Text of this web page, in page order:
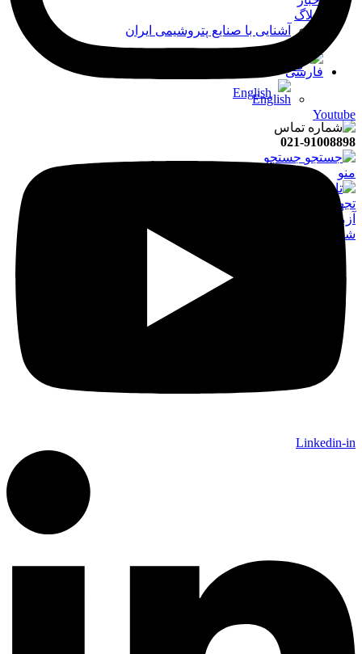
وبلاگ
آشنایی با صنایع پتروشیمی ایران
فارسی
English
021-91008898
جستجو
منو
Youtube
Linkedin-in